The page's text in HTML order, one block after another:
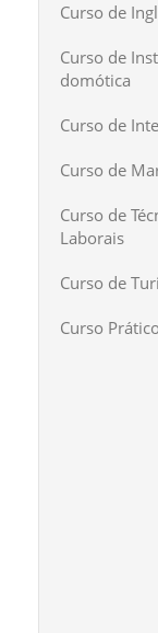
Curso de
Curso de
domótica
Curso de
Curso de
Curso de
Laborais
Curso de
Curso